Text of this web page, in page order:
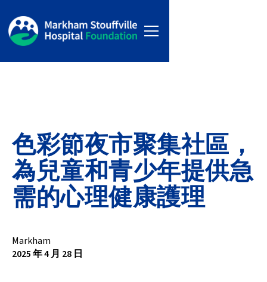
色彩節夜市聚集社區，
為兒童和青少年提供急
需的心理健康護理
Markham
2025 年 4 月 28 日